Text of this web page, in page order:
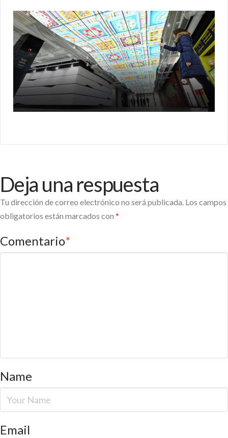
Deja una respuesta
Tu dirección de correo electrónico no será publicada. Los campos
obligatorios están marcados con *
Comentario*
Name
Email